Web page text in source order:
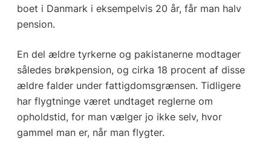
boet i Danmark i eksempelvis 20 år, får man halv
pension.
En del ældre tyrkerne og pakistanerne modtager
således brøkpension, og cirka 18 procent af disse
ældre falder under fattigdomsgrænsen. Tidligere
har flygtninge været undtaget reglerne om
opholdstid, for man vælger jo ikke selv, hvor
gammel man er, når man flygter.